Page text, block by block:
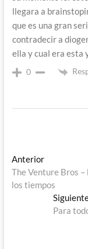
llegara a
que es una gran
contradecir a
ella y cual era esta
0
Navegación
de
entradas
AnteriorEntrada
anterior:
The Venture Bros
los tiempos
Para